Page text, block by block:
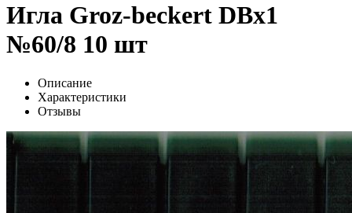
Игла Groz-beckert DBx1
№60/8 10 шт
Описание
Характеристики
Отзывы